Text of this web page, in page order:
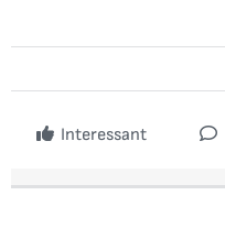
Interessant